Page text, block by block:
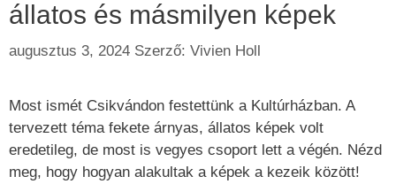
állatos és másmilyen képek
augusztus 3, 2024 Szerző: Vivien Holl
Most ismét Csikvándon festettünk a Kultúrházban. A
tervezett téma fekete árnyas, állatos képek volt
eredetileg, de most is vegyes csoport lett a végén. Nézd
meg, hogy hogyan alakultak a képek a kezeik között!